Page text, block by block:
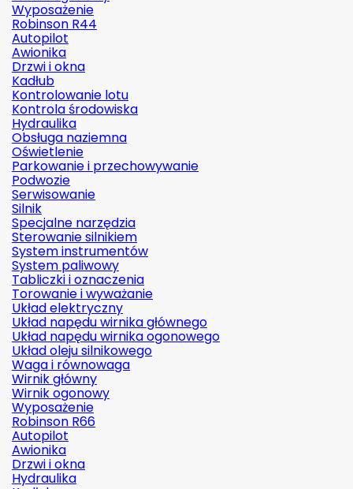
Wyposażenie
Robinson R44
Autopilot
Awionika
Drzwi i okna
Kadłub
Kontrolowanie lotu
Kontrola środowiska
Hydraulika
Obsługa naziemna
Oświetlenie
Parkowanie i przechowywanie
Podwozie
Serwisowanie
Silnik
Specjalne narzędzia
Sterowanie silnikiem
System instrumentów
System paliwowy
Tabliczki i oznaczenia
Torowanie i wyważanie
Układ elektryczny
Układ napędu wirnika głównego
Układ napędu wirnika ogonowego
Układ oleju silnikowego
Waga i równowaga
Wirnik główny
Wirnik ogonowy
Wyposażenie
Robinson R66
Autopilot
Awionika
Drzwi i okna
Hydraulika